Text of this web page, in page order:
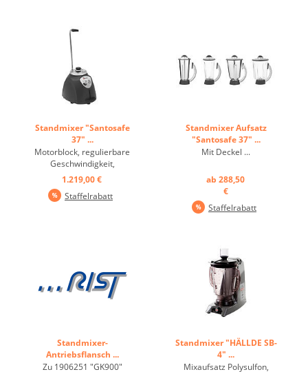
Standmixer "Santosafe
37" ...
Motorblock, regulierbare
Geschwindigkeit,
Sicherheitssystem ...
1.219,00 €
Staffelrabatt
Standmixer Aufsatz
"Santosafe 37" ...
Mit Deckel ...
ab 288,50
€
Staffelrabatt
Standmixer-
Antriebsflansch ...
Zu 1906251 "GK900"
Standmixer "HÄLLDE SB-
4" ...
Mixaufsatz Polysulfon,